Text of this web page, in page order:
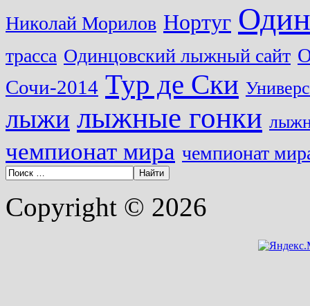
Николай Морилов Нортуг
трасса Одинцовский лыжный сайт
Сочи-2014 Тур де Ски
лыжи лыжные гонки
чемпионат мира чемпионат
Copyright © 2026